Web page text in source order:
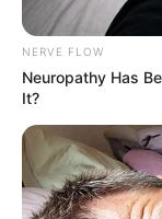
NERVE FLOW
Neuropathy Has
It?